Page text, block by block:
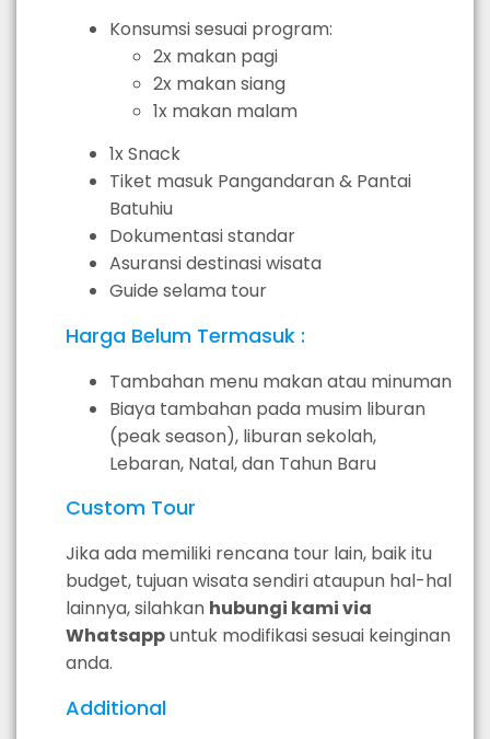
Konsumsi sesuai program:
2x makan pagi
2x makan siang
1x makan malam
1x Snack
Tiket masuk Pangandaran & Pantai
Batuhiu
Dokumentasi standar
Asuransi destinasi wisata
Guide selama tour
Harga Belum Termasuk :
Tambahan menu makan atau minuman
Biaya tambahan pada musim liburan
(peak season), liburan sekolah,
Lebaran, Natal, dan Tahun Baru
Custom Tour
Jika ada memiliki rencana tour lain, baik itu
budget, tujuan wisata sendiri ataupun hal-­­hal
lainnya, silahkan hubungi kami via
Whatsappuntuk modifikasi sesuai keinginan
anda.
Additional